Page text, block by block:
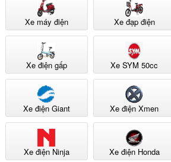
Xe máy điện Xe đạp điện
Xe điện gấp Xe SYM 50cc
Xe điện Giant Xe điện Xmen
Xe điện Ninja Xe điện Honda